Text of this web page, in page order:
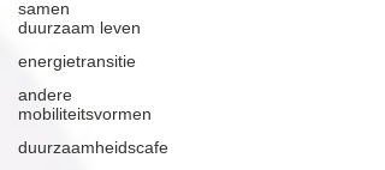
samen
duurzaam leven
energietransitie
andere
mobiliteitsvormen
duurzaamheidscafe